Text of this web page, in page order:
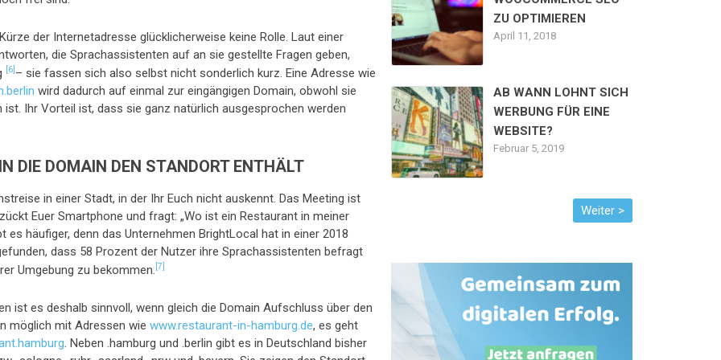
der Internetadresse glücklicherweise keine Rolle. Laut einer
die Sprachassistenten auf an sie gestellte Fragen geben,
[6] – sie fassen sich also selbst nicht sonderlich kurz. Eine Adresse wie
wird dadurch auf einmal zur eingängigen Domain, obwohl sie
Ihr Vorteil ist, dass sie ganz natürlich ausgesprochen werden
DIE DOMAIN DEN STANDORT ENTHÄLT
in einer Stadt, in der Ihr Euch nicht auskennt. Das Meeting ist
Euer Smartphone und fragt: „Wo ist ein Restaurant in meiner
es häufiger, denn das Unternehmen BrightLocal hat in einer 2018
dass 58 Prozent der Nutzer ihre Sprachassistenten befragt
Umgebung zu bekommen. [7]
ist es deshalb sinnvoll, wenn gleich die Domain Aufschluss über den
möglich mit Adressen wiewww.restaurant-in-hamburg.de, es geht
. Neben .hamburg und .berlin gibt es in Deutschland bisher
ZU OPTIMIEREN
April 11, 2018
AB WANN LOHNT SICH
WERBUNG FÜR EINE
WEBSITE?
Februar 5, 2019